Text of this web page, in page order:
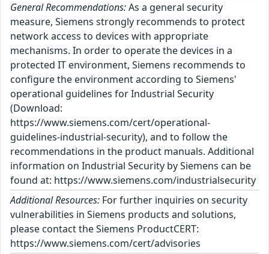
General Recommendations:As a general security
measure, Siemens strongly recommends to protect
network access to devices with appropriate
mechanisms. In order to operate the devices in a
protected IT environment, Siemens recommends to
configure the environment according to Siemens'
operational guidelines for Industrial Security
(Download:
https://www.siemens.com/cert/operational-
guidelines-industrial-security), and to follow the
recommendations in the product manuals. Additional
information on Industrial Security by Siemens can be
found at: https://www.siemens.com/industrialsecurity
Additional Resources: For further inquiries on security
vulnerabilities in Siemens products and solutions,
please contact the Siemens ProductCERT:
https://www.siemens.com/cert/advisories